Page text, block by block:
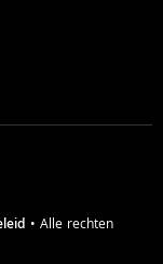
• Alle rechten